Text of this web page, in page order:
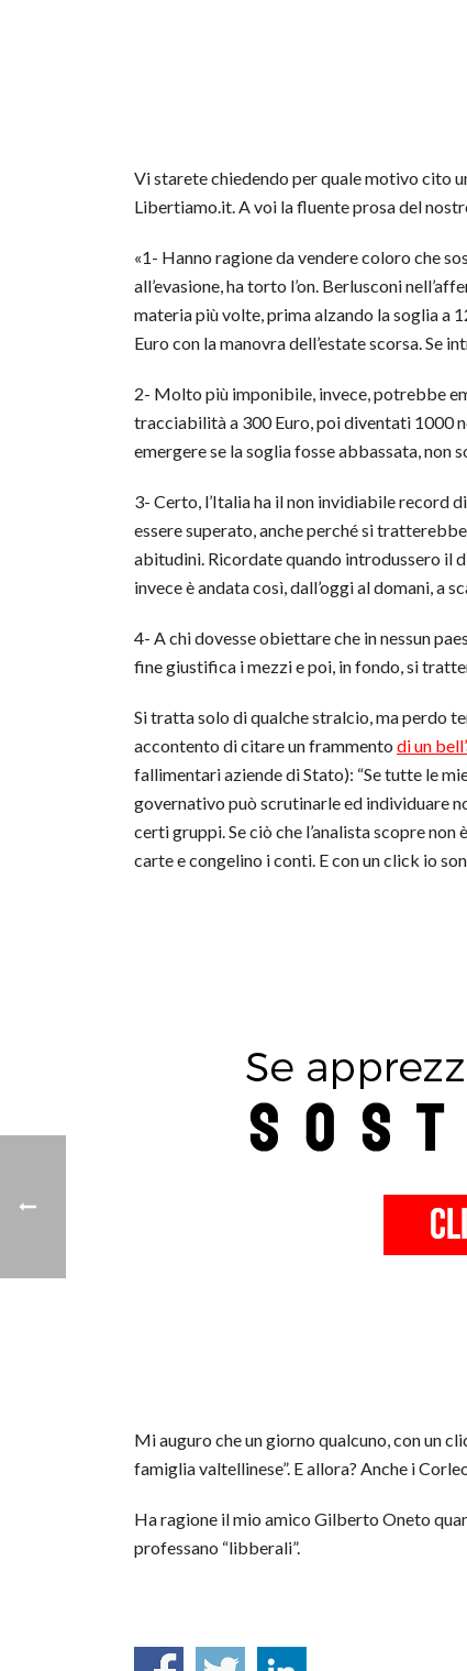
Vi starete chiedendo per quale motivo cito
Libertiamo.it. A voi la fluente prosa del
«1- Hanno ragione da vendere coloro che
all’evasione, ha torto l’on. Berlusconi
materia più volte, prima alzando la soglia a
Euro con la manovra dell’estate scorsa. Se
2- Molto più imponibile, invece, potrebbe
tracciabilità a 300 Euro, poi diventati 1000
emergere se la soglia fosse abbassata, non
3- Certo, l’Italia ha il non invidiabile record
essere superato, anche perché si
abitudini. Ricordate quando introdussero il
invece è andata così, dall’oggi al domani, a
4- A chi dovesse obiettare che in nessun
fine giustifica i mezzi e poi, in fondo, si
Si tratta solo di qualche stralcio, ma perdo
accontento di citare un frammento di un
fallimentari aziende di Stato): “Se tutte le
governativo può scrutinarle ed individuare
certi gruppi. Se ciò che l’analista scopre
carte e congelino i conti. E con un click io
Mi auguro che un giorno qualcuno, con un
famiglia valtellinese”. E allora? Anche i
Ha ragione il mio amico Gilberto Oneto
professano “libberali”.